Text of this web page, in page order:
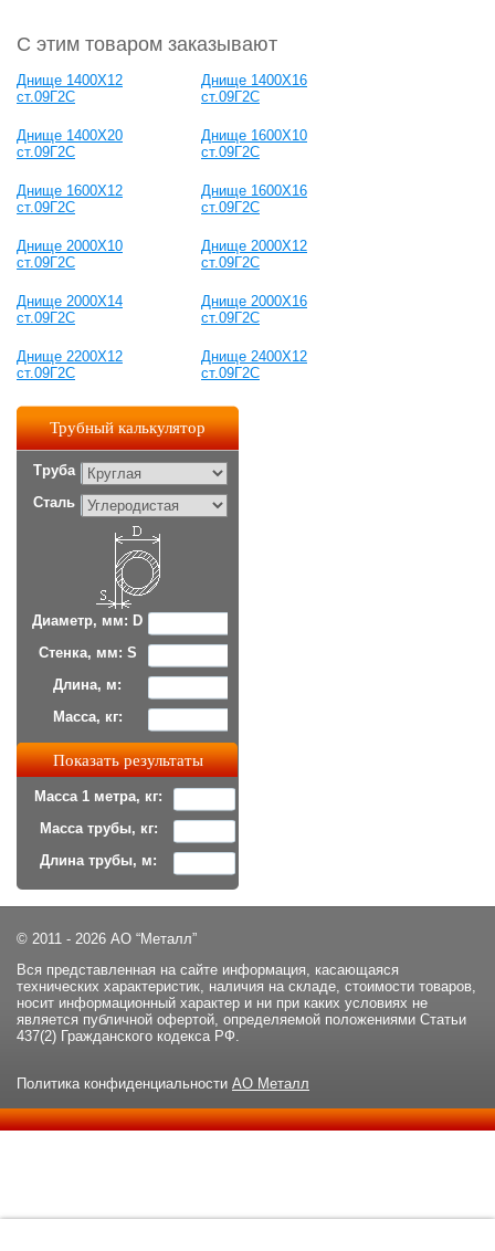
С этим товаром заказывают
Днище 1400Х12
ст.09Г2С
Днище 1400Х16
ст.09Г2С
Днище 1400Х20
ст.09Г2С
Днище 1600Х10
ст.09Г2С
Днище 1600Х12
ст.09Г2С
Днище 1600Х16
ст.09Г2С
Днище 2000Х10
ст.09Г2С
Днище 2000Х12
ст.09Г2С
Днище 2000Х14
ст.09Г2С
Днище 2000Х16
ст.09Г2С
Днище 2200Х12
ст.09Г2С
Днище 2400Х12
ст.09Г2С
Трубный калькулятор
Труба
Сталь
Диаметр, мм: D
Стенка, мм: S
Длина, м:
Масса, кг:
Масса 1 метра, кг:
Масса трубы, кг:
Длина трубы, м:
© 2011 - 2026 АО “Металл”
Вся представленная на сайте информация, касающаяся
технических характеристик, наличия на складе, стоимости товаров,
носит информационный характер и ни при каких условиях не
является публичной офертой, определяемой положениями Статьи
437(2) Гражданского кодекса РФ.
Политика конфиденциальности АО Металл